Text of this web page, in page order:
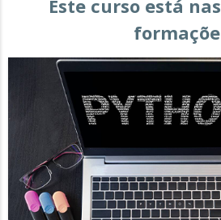
Este curso está